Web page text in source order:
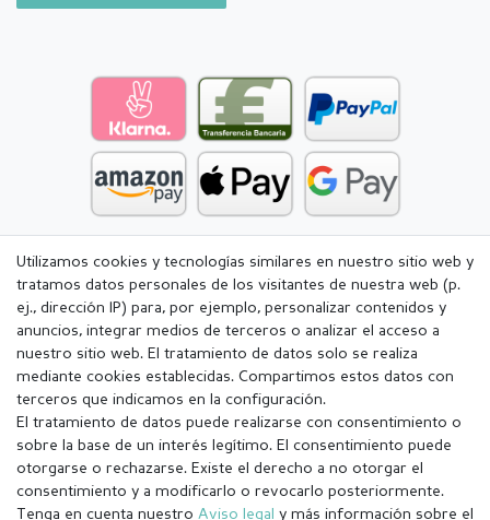
Utilizamos cookies y tecnologías similares en nuestro sitio web y
tratamos datos personales de los visitantes de nuestra web (p.
ej., dirección IP) para, por ejemplo, personalizar contenidos y
anuncios, integrar medios de terceros o analizar el acceso a
nuestro sitio web. El tratamiento de datos solo se realiza
mediante cookies establecidas. Compartimos estos datos con
terceros que indicamos en la configuración.
El tratamiento de datos puede realizarse con consentimiento o
sobre la base de un interés legítimo. El consentimiento puede
otorgarse o rechazarse. Existe el derecho a no otorgar el
consentimiento y a modificarlo o revocarlo posteriormente.
Tenga en cuenta nuestro Aviso legal y más información sobre el